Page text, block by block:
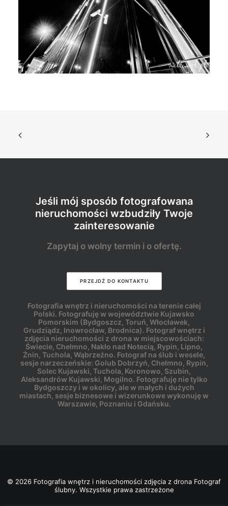
Jeśli mój sposób fotografowana
nieruchomości wzbudziły Twoje
zainteresowanie
Zapytaj o wolny termin i o ofertę.
PRZEJDŹ DO KONTAKTU
Fotografia wnętrz i nieruchomości na terenie całej
Polski. Fotografuję w województwie Kujawsko
Pomorskim (Bydgoszcz, Toruń, Włocławek,
Grudziądz, Inowrocław, Brodnica). Fotograf wnętrz i
zdjęcia nieruchomości z drona w miejscowościach:
Świecie, Chełmno, Nakło nad Notecią, Rypin, Lipno,
Żnin, Tuchola, Wąbrzeźno. Fotograf na ślub i wesele,
sesje narzeczeńskie: Golub Dobrzyń, Chełmno, Rypin,
Solec Kujawski, Tuchola, Koronowo, Szubin,
Aleksandrów Kujawski, Mogilno. Fotografuję nie tylko
Bydgoszczy i w okolicy, ale w małych i dużych
miastach, sesje biznesowe i wizerunkowe wykonuję w
Warszawie, Poznaniu i Gdańsku.
© 2026 Fotografia wnętrz i nieruchomości zdjęcia z drona Fotograf
ślubny. Wszystkie prawa zastrzeżone